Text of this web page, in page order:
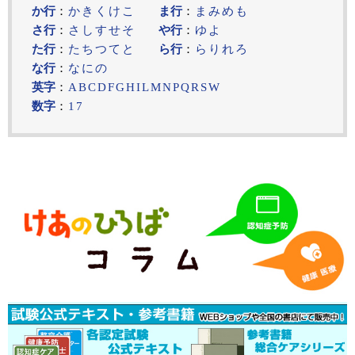
か行： か き く け こ
さ行： さ し すせそ
た行： た ち つて と
な行： な に の
ま行： ま みめ も
や行： ゆ よ
ら行： ら り れろ
英字 ： ABCDFGHILMNPQR SW
数字 ： 1 7